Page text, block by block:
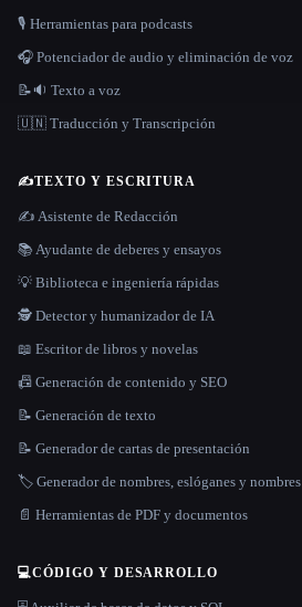
🎙️ Herramientas para podcasts
🎧 Potenciador de audio y eliminación de voz
📝🔉 Texto a voz
🇺🇳 Traducción y Transcripción
✍️TEXTO Y ESCRITURA
✍️ Asistente de Redacción
📚 Ayudante de deberes y ensayos
💡 Biblioteca e ingeniería rápidas
🕵️ Detector y humanizador de IA
📖 Escritor de libros y novelas
📠 Generación de contenido y SEO
📝 Generación de texto
📝 Generador de cartas de presentación
🏷️ Generador de nombres, eslóganes y nombres
📄 Herramientas de PDF y documentos
💻CÓDIGO Y DESARROLLO